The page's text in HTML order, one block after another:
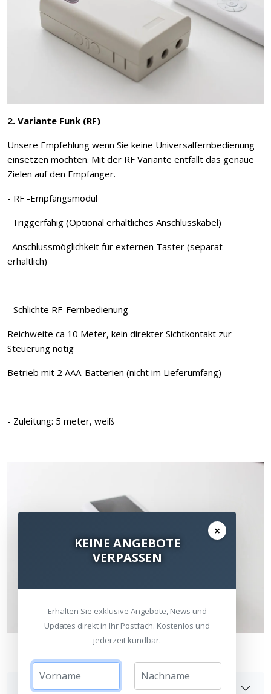
2. Variante Funk (RF)
Unsere Empfehlung wenn Sie keine Universalfernbedienung
einsetzen möchten. Mit der RF Variante entfällt das genaue
Zielen auf den Empfänger.
- RF -Empfangsmodul
Triggerfähig (Optional erhältliches Anschlusskabel)
Anschlussmöglichkeit für externen Taster (separat
erhältlich)
- Schlichte RF-Fernbedienung
Reichweite ca 10 Meter, kein direkter Sichtkontakt zur
Steuerung nötig
Betrieb mit 2 AAA-Batterien (nicht im Lieferumfang)
- Zuleitung: 5 meter, weiß
Angaben zur Produktsicherheit
×
KEINE ANGEBOTE
VERPASSEN
Erhalten Sie exklusive Angebote, News und
Updates direkt in Ihr Postfach. Kostenlos und
jederzeit kündbar.